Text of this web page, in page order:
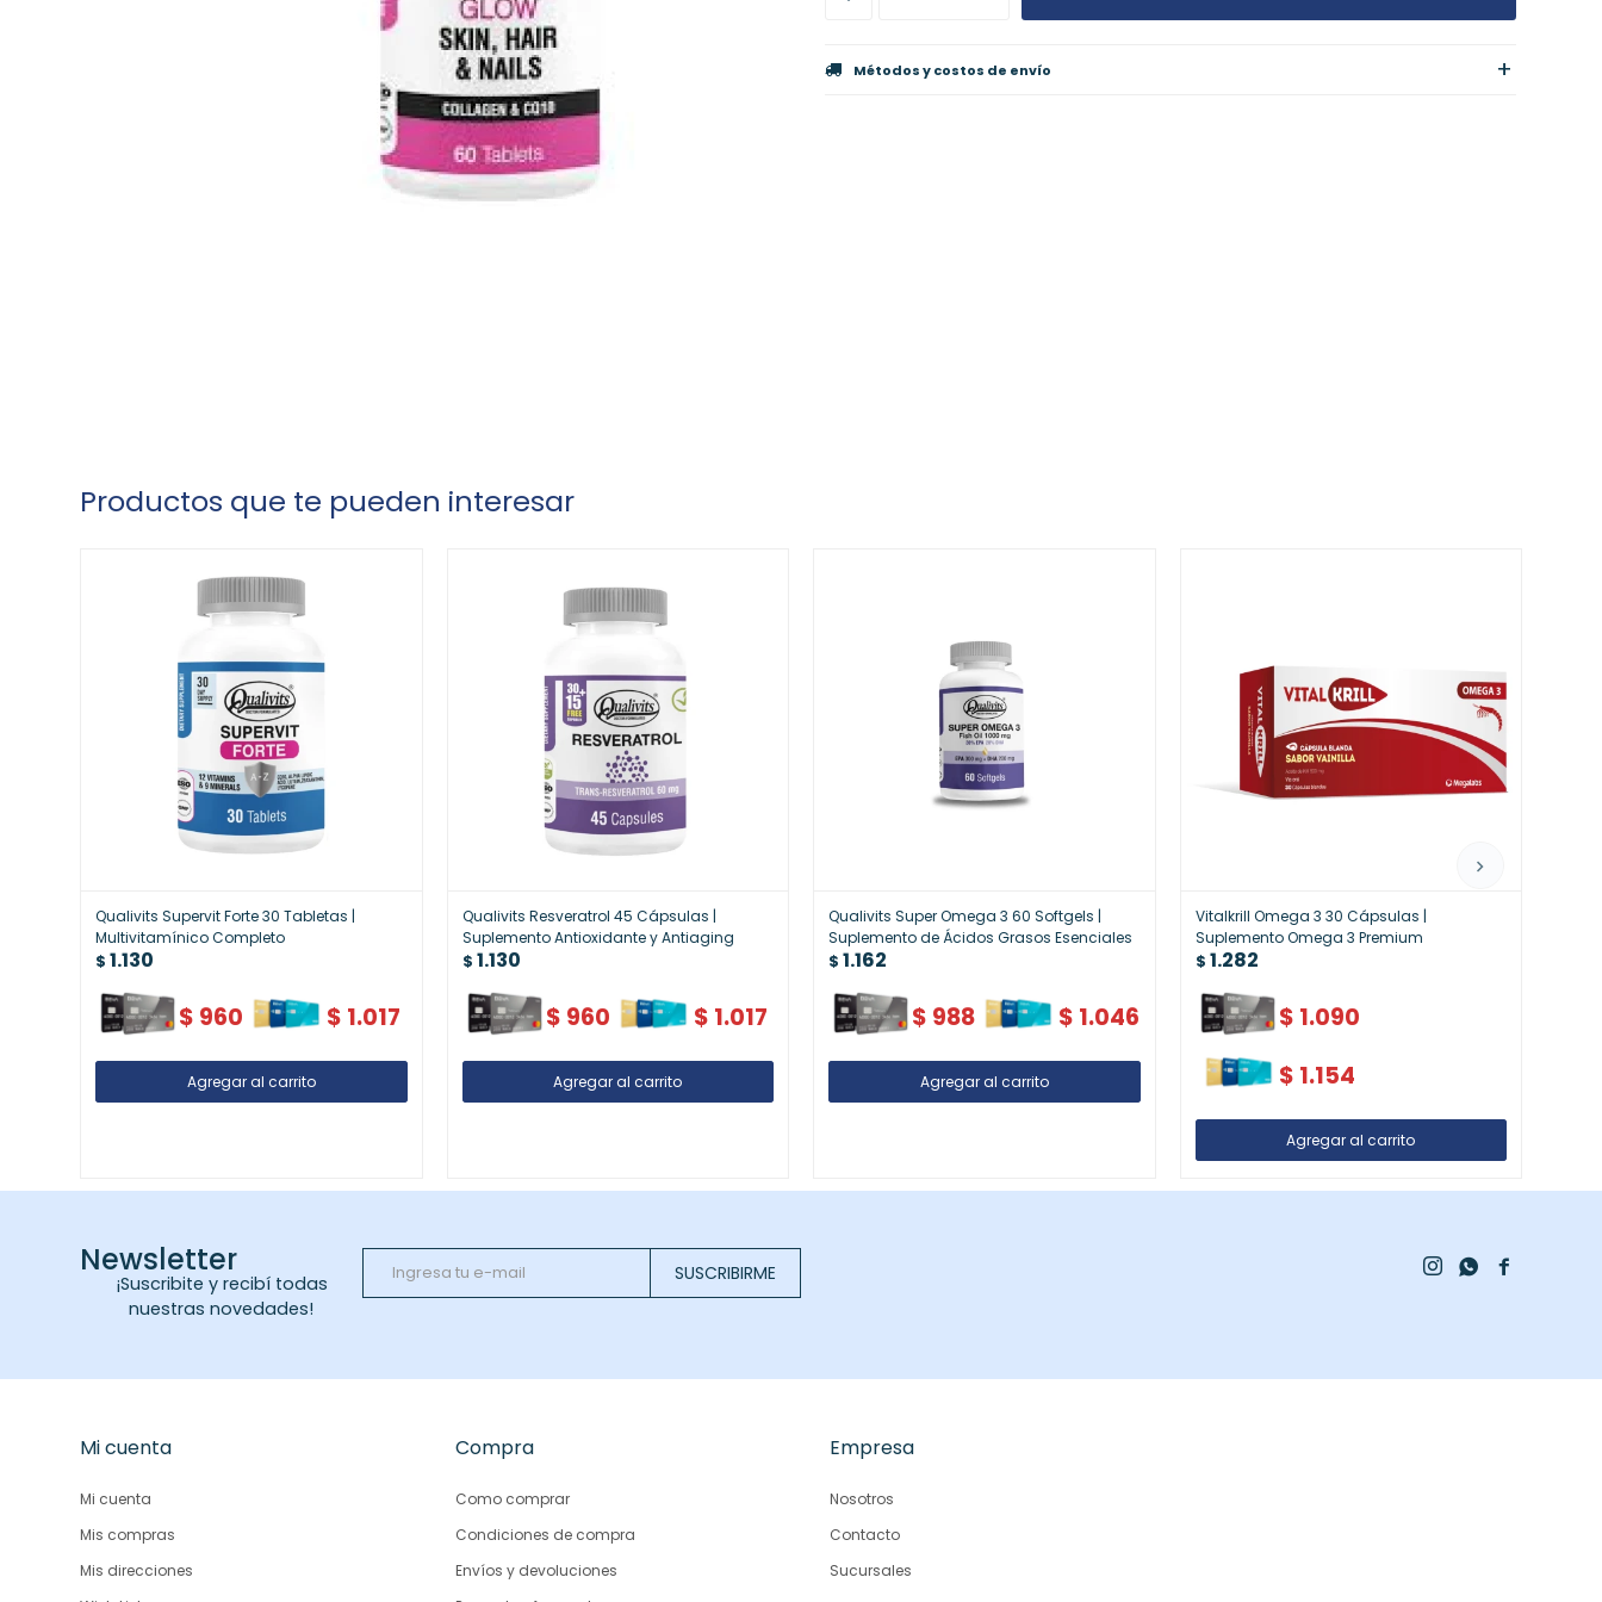
Métodos y costos de envío
Productos que te pueden interesar
Qualivits Supervit Forte 30 Tabletas |
Multivitamínico Completo
$ 1.130
$ 960 $ 1.017
Qualivits Resveratrol 45 Cápsulas |
Suplemento Antioxidante y Antiaging
$ 1.130
$ 960 $ 1.017
Qualivits Super Omega 3 60 Softgels |
Suplemento de Ácidos Grasos Esenciales
$ 1.162
$ 988 $ 1.046
Vitalkrill Omega 3 30 Cápsulas |
Suplemento Omega 3 Premium
$ 1.282
$ 1.090
$ 1.154
Newsletter
¡Suscribite y recibí todas
nuestras novedades!
SUSCRIBIRME 
 
Mi cuenta
Mi cuenta
Mis compras
Mis direcciones
Compra
Como comprar
Condiciones de compra
Envíos y devoluciones
Empresa
Nosotros
Contacto
Sucursales